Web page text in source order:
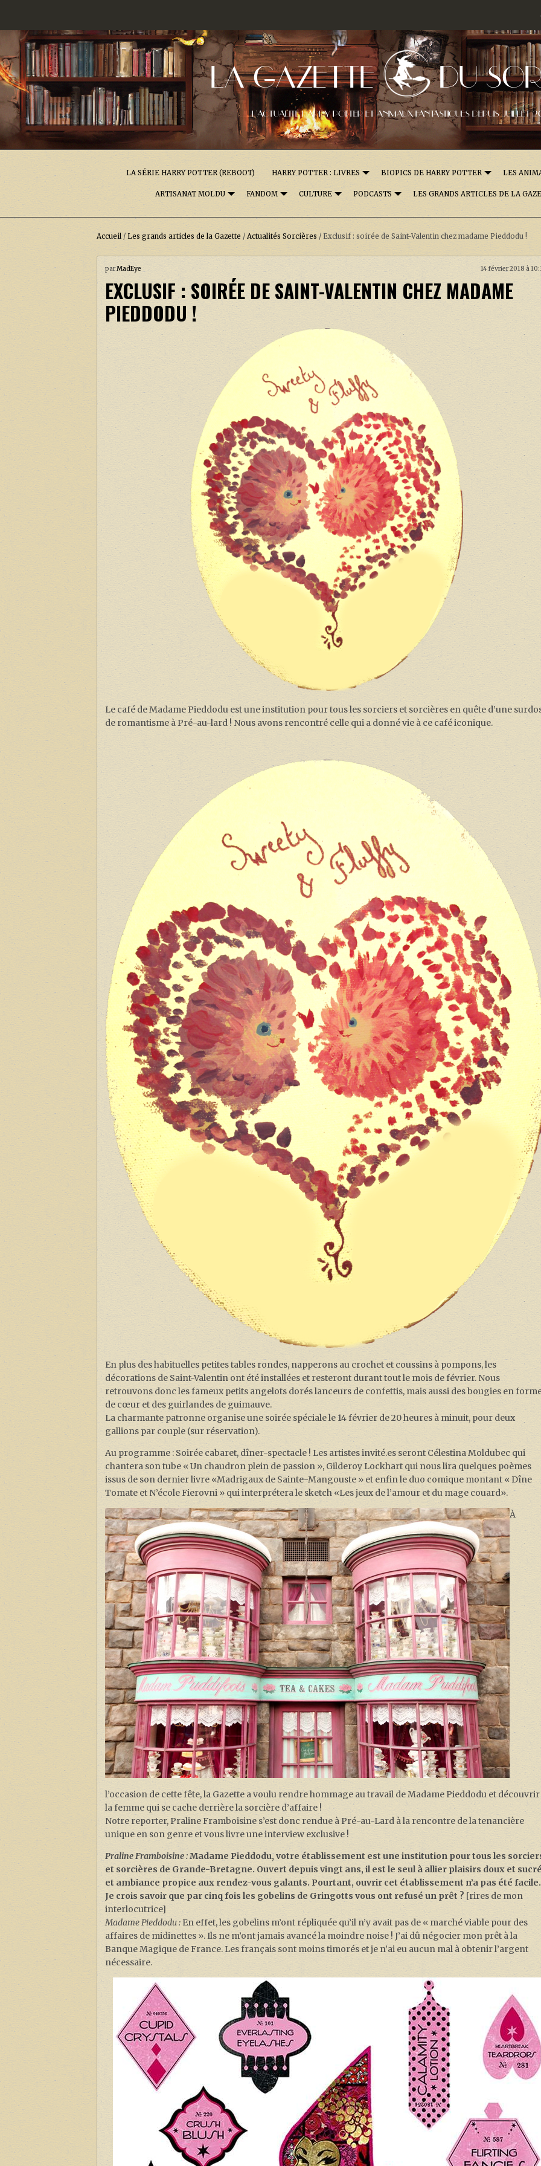
LA GAZETTE DU
L'ACTUALITÉ HARRY POTTER ET ANIMAUX FANTASTIQUES DEPUIS JUILLET
LA SÉRIE HARRY POTTER (REBOOT) HARRY POTTER : LIVRES BIOPICS DE HARRY POTTER LES
ARTISANAT MOLDU FANDOM CULTURE PODCASTS LES GRANDS ARTICLES DE LA
Accueil /Les grands articles de la Gazette /Actualités Sorcières /Exclusif : soirée de Saint-Valentin chez madame Pieddodu !
parMadEye 14 février 2018 à
EXCLUSIF : SOIRÉE DE SAINT-VALENTIN CHEZ MADAME
PIEDDODU !
Le café de Madame Pieddodu est une institution pour tous les sorciers et sorcières en quête d’une
de romantisme à Pré-au-lard ! Nous avons rencontré celle qui a donné vie à ce café iconique.
En plus des habituelles petites tables rondes, napperons au crochet et coussins à pompons, les
décorations de Saint-Valentin ont été installées et resteront durant tout le mois de février. Nous
retrouvons donc les fameux petits angelots dorés lanceurs de confettis, mais aussi des bougies en
de cœur et des guirlandes de guimauve.
La charmante patronne organise une soirée spéciale le 14 février de 20 heures à minuit, pour deux
gallions par couple (sur réservation).
Au programme : Soirée cabaret, dîner-spectacle ! Les artistes invité.es seront Célestina Moldubec qui
chantera son tube « Un chaudron plein de passion », Gilderoy Lockhart qui nous lira quelques poèmes
issus de son dernier livre «Madrigaux de Sainte-Mangouste » et enfin le duo comique montant « Dîne
Tomate et N’école Fierovni » qui interprétera le sketch «Les jeux de l’amour et du mage couard».
À
l’occasion de cette fête, la Gazette a voulu rendre hommage au travail de Madame Pieddodu et découvrir
la femme qui se cache derrière la sorcière d’affaire !
Notre reporter, Praline Framboisine s’est donc rendue à Pré-au-Lard à la rencontre de la tenancière
unique en son genre et vous livre une interview exclusive !
Praline Framboisine :Madame Pieddodu, votre établissement est une institution pour tous les
et sorcières de Grande-Bretagne. Ouvert depuis vingt ans, il est le seul à allier plaisirs doux et
et ambiance propice aux rendez-vous galants. Pourtant, ouvrir cet établissement n’a pas été facile.
Je crois savoir que par cinq fois les gobelins de Gringotts vous ont refusé un prêt ? [rires de mon
interlocutrice]
Madame Pieddodu : En effet, les gobelins m’ont répliquée qu’il n’y avait pas de « marché viable pour des
affaires de midinettes ». Ils ne m’ont jamais avancé la moindre noise ! J’ai dû négocier mon prêt à la
Banque Magique de France. Les français sont moins timorés et je n’ai eu aucun mal à obtenir l’argent
nécessaire.